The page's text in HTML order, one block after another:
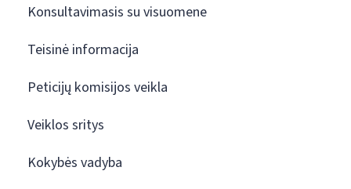
Konsultavimasis su visuomene
Teisinė informacija
Peticijų komisijos veikla
Veiklos sritys
Kokybės vadyba